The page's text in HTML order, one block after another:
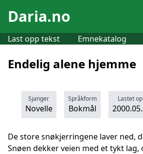
Daria.no
Last opp tekst Emnekatalog
Endelig alene hjemme
Sjanger
Novelle
Språkform
Bokmål
Lastet
De store snøkjerringene laver ned,
Snøen dekker veien med et tykt lag,